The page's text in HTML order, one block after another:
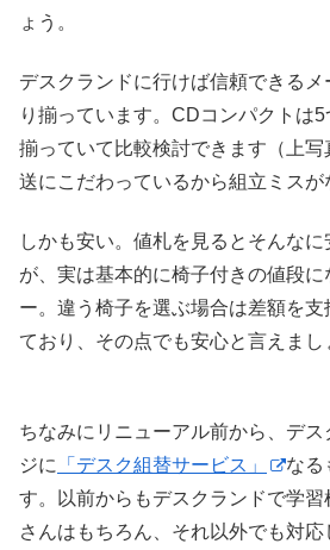
ょう。
デスクランドに行けば信頼できる
り揃っています。CDコンパクトは
揃っていて比較検討できます（上
送にこだわっているから組立ミスが
しかも安い。値札を見るとそんな
が、実は基本的に椅子付きの値段
ー。違う椅子を選ぶ場合は差額を
ており、その点でも安心と言えまし
ちなみにリニューアル前から、デ
ジに 「デスク組替サービス」
なる
す。以前からもデスクランドで学
さんはもちろん、それ以外でも対